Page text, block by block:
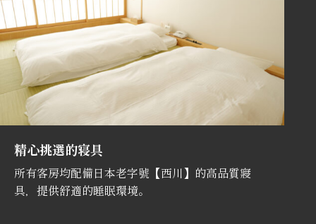
精心挑選的寝具
所有客房均配備日本老字號【西川】的高品質寢
具，提供舒適的睡眠環境。